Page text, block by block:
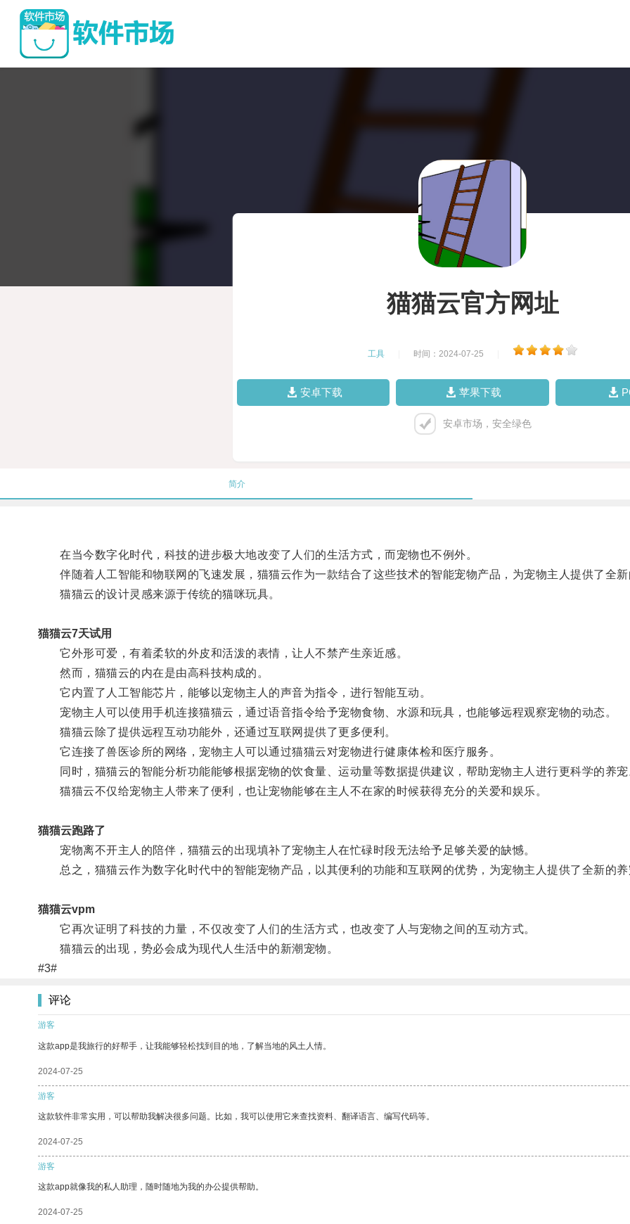
猫猫云官方网址
工具 时间：2024-07-25
安卓下载 苹果下载
安卓市场，安全绿色
简介
在当今数字化时代，科技的进步极大地改变了人们的生活方式，而宠物也不例外。
伴随着人工智能和物联网的飞速发展，猫猫云作为一款结合了这些技术的智能宠物产品，为宠物主人提供了全新
猫猫云的设计灵感来源于传统的猫咪玩具。
猫猫云7天试用
它外形可爱，有着柔软的外皮和活泼的表情，让人不禁产生亲近感。
然而，猫猫云的内在是由高科技构成的。
它内置了人工智能芯片，能够以宠物主人的声音为指令，进行智能互动。
宠物主人可以使用手机连接猫猫云，通过语音指令给予宠物食物、水源和玩具，也能够远程观察宠物的动态。
猫猫云除了提供远程互动功能外，还通过互联网提供了更多便利。
它连接了兽医诊所的网络，宠物主人可以通过猫猫云对宠物进行健康体检和医疗服务。
同时，猫猫云的智能分析功能能够根据宠物的饮食量、运动量等数据提供建议，帮助宠物主人进行更科学的养宠
猫猫云不仅给宠物主人带来了便利，也让宠物能够在主人不在家的时候获得充分的关爱和娱乐。
猫猫云跑路了
宠物离不开主人的陪伴，猫猫云的出现填补了宠物主人在忙碌时段无法给予足够关爱的缺憾。
总之，猫猫云作为数字化时代中的智能宠物产品，以其便利的功能和互联网的优势，为宠物主人提供了全新的养
猫猫云vpm
它再次证明了科技的力量，不仅改变了人们的生活方式，也改变了人与宠物之间的互动方式。
猫猫云的出现，势必会成为现代人生活中的新潮宠物。
#3#
评论
游客
这款app是我旅行的好帮手，让我能够轻松找到目的地，了解当地的风土人情。
2024-07-25
游客
这款软件非常实用，可以帮助我解决很多问题。比如，我可以使用它来查找资料、翻译语言、编写代码等。
2024-07-25
游客
这款app就像我的私人助理，随时随地为我的办公提供帮助。
2024-07-25